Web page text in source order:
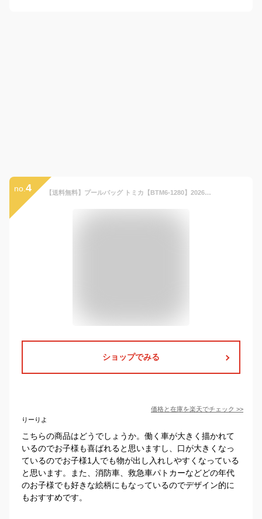
no. 4 【送料無料】プールバッグ トミカ【BTM6-1280】2026年版/ マルヨシ ビーチバッグ スイムバッグ スイミングバッグ パトカー 消防車 ミニカー
ショップでみる
価格と在庫を楽天でチェック >>
りーりよ
こちらの商品はどうでしょうか。働く車が大きく描かれて
いるのでお子様も喜ばれると思いますし、口が大きくなっ
ているのでお子様1人でも物が出し入れしやすくなっている
と思います。また、消防車、救急車パトカーなどどの年代
のお子様でも好きな絵柄にもなっているのでデザイン的に
もおすすめです。